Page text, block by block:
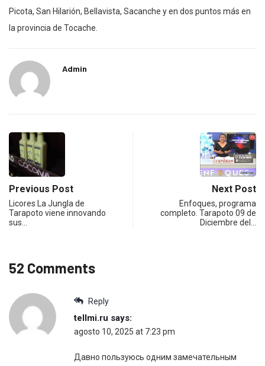
Picota, San Hilarión, Bellavista, Sacanche y en dos puntos más en
la provincia de Tocache.
Admin
Previous Post
Licores La Jungla de
Tarapoto viene innovando
sus…
Next Post
Enfoques, programa
completo. Tarapoto 09 de
Diciembre del…
52 Comments
Reply
tellmi.ru says:
agosto 10, 2025 at 7:23 pm
Давно пользуюсь одним замечательным